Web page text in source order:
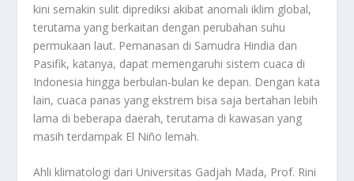
kini semakin sulit diprediksi akibat anomali iklim global,
terutama yang berkaitan dengan perubahan suhu
permukaan laut. Pemanasan di Samudra Hindia dan
Pasifik, katanya, dapat memengaruhi sistem cuaca di
Indonesia hingga berbulan-bulan ke depan. Dengan kata
lain, cuaca panas yang ekstrem bisa saja bertahan lebih
lama di beberapa daerah, terutama di kawasan yang
masih terdampak El Niño lemah.
Ahli klimatologi dari Universitas Gadjah Mada, Prof. Rini